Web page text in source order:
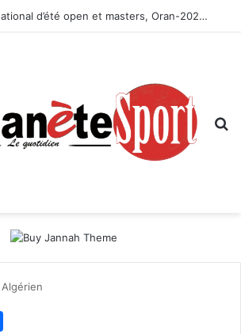
Championnat national d’été open et masters, Oran-2026 — Le CRB s’adjuge le titre